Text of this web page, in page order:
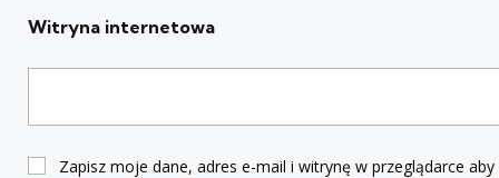
Witryna internetowa
Zapisz moje dane, adres e-mail i witrynę w przeglądarce aby